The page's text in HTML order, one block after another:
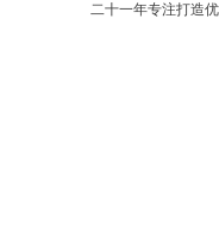
二十一年专注打造